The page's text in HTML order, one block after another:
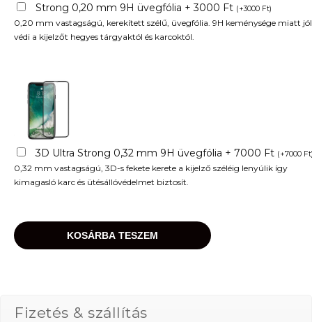
Strong 0,20 mm 9H üvegfólia + 3000 Ft (+3000 Ft)
0,20 mm vastagságú, kerekített szélű, üvegfólia. 9H keménysége miatt jól
védi a kijelzőt hegyes tárgyaktól és karcoktól.
3D Ultra Strong 0,32 mm 9H üvegfólia + 7000 Ft (+7000 Ft
0,32 mm vastagságú, 3D-s fekete kerete a kijelző széléig lenyúlik így
kimagasló karc és ütésállóvédelmet biztosít.
KOSÁRBA TESZEM
Fizetés & szállítás